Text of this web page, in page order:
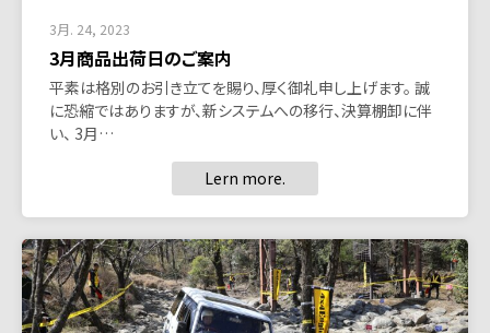
3月. 24, 2023
3月商品出荷日のご案内
平素は格別のお引き立てを賜り、厚く御礼申し上げます。 誠
に恐縮ではありますが、新システムへの移行、決算棚卸に伴
い、 3月…
Lern more.